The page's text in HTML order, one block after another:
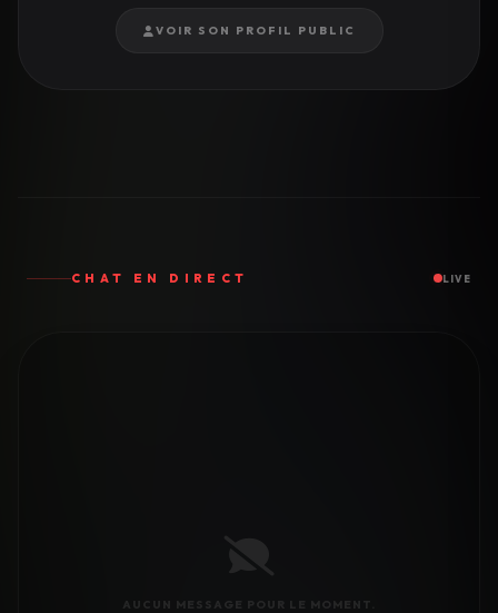
VOIR SON PROFIL PUBLIC
CHAT EN DIRECT LIVE
AUCUN MESSAGE POUR LE MOMENT.